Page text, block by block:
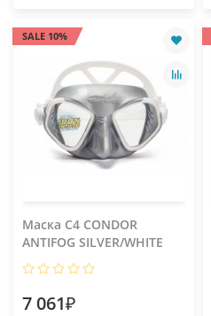
SALE 10%
Маска C4 CONDOR
ANTIFOG SILVER/WHITE
7 061₽